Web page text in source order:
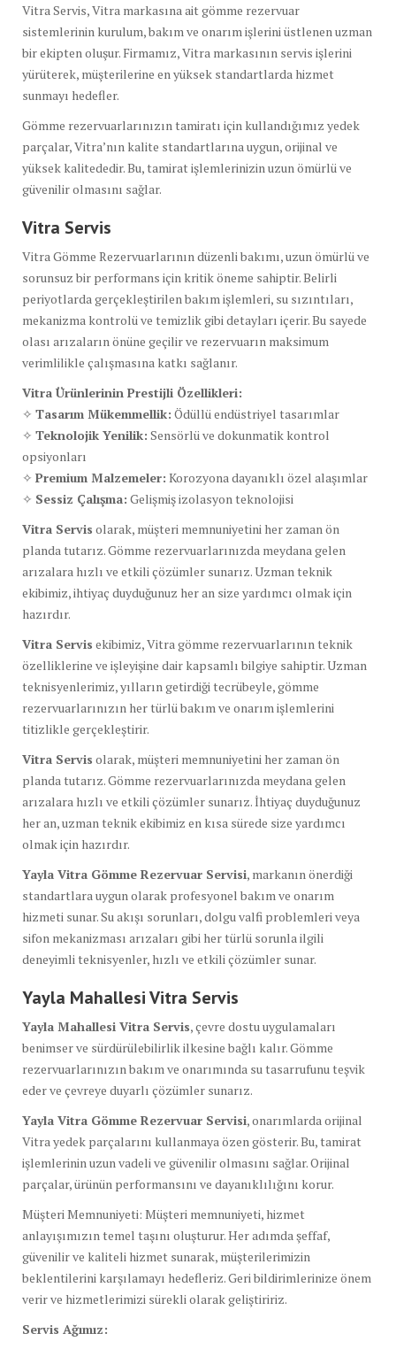
Vitra Servis, Vitra markasına ait gömme rezervuar
sistemlerinin kurulum, bakım ve onarım işlerini üstlenen uzman
bir ekipten oluşur. Firmamız, Vitra markasının servis işlerini
yürüterek, müşterilerine en yüksek standartlarda hizmet
sunmayı hedefler.
Gömme rezervuarlarınızın tamiratı için kullandığımız yedek
parçalar, Vitra’nın kalite standartlarına uygun, orijinal ve
yüksek kalitededir. Bu, tamirat işlemlerinizin uzun ömürlü ve
güvenilir olmasını sağlar.
Vitra Servis
Vitra Gömme Rezervuarlarının düzenli bakımı, uzun ömürlü ve
sorunsuz bir performans için kritik öneme sahiptir. Belirli
periyotlarda gerçekleştirilen bakım işlemleri, su sızıntıları,
mekanizma kontrolü ve temizlik gibi detayları içerir. Bu sayede
olası arızaların önüne geçilir ve rezervuarın maksimum
verimlilikle çalışmasına katkı sağlanır.
Vitra Ürünlerinin Prestijli Özellikleri:
✧ Tasarım Mükemmellik: Ödüllü endüstriyel tasarımlar
✧ Teknolojik Yenilik: Sensörlü ve dokunmatik kontrol
opsiyonları
✧ Premium Malzemeler: Korozyona dayanıklı özel alaşımlar
✧ Sessiz Çalışma: Gelişmiş izolasyon teknolojisi
Vitra Servis olarak, müşteri memnuniyetini her zaman ön
planda tutarız. Gömme rezervuarlarınızda meydana gelen
arızalara hızlı ve etkili çözümler sunarız. Uzman teknik
ekibimiz, ihtiyaç duyduğunuz her an size yardımcı olmak için
hazırdır.
Vitra Servis ekibimiz, Vitra gömme rezervuarlarının teknik
özelliklerine ve işleyişine dair kapsamlı bilgiye sahiptir. Uzman
teknisyenlerimiz, yılların getirdiği tecrübeyle, gömme
rezervuarlarınızın her türlü bakım ve onarım işlemlerini
titizlikle gerçekleştirir.
Vitra Servis olarak, müşteri memnuniyetini her zaman ön
planda tutarız. Gömme rezervuarlarınızda meydana gelen
arızalara hızlı ve etkili çözümler sunarız. İhtiyaç duyduğunuz
her an, uzman teknik ekibimiz en kısa sürede size yardımcı
olmak için hazırdır.
Yayla Vitra Gömme Rezervuar Servisi, markanın önerdiği
standartlara uygun olarak profesyonel bakım ve onarım
hizmeti sunar. Su akışı sorunları, dolgu valfi problemleri veya
sifon mekanizması arızaları gibi her türlü sorunla ilgili
deneyimli teknisyenler, hızlı ve etkili çözümler sunar.
Yayla Mahallesi Vitra Servis
Yayla Mahallesi Vitra Servis, çevre dostu uygulamaları
benimser ve sürdürülebilirlik ilkesine bağlı kalır. Gömme
rezervuarlarınızın bakım ve onarımında su tasarrufunu teşvik
eder ve çevreye duyarlı çözümler sunarız.
Yayla Vitra Gömme Rezervuar Servisi, onarımlarda orijinal
Vitra yedek parçalarını kullanmaya özen gösterir. Bu, tamirat
işlemlerinin uzun vadeli ve güvenilir olmasını sağlar. Orijinal
parçalar, ürünün performansını ve dayanıklılığını korur.
Müşteri Memnuniyeti: Müşteri memnuniyeti, hizmet
anlayışımızın temel taşını oluşturur. Her adımda şeffaf,
güvenilir ve kaliteli hizmet sunarak, müşterilerimizin
beklentilerini karşılamayı hedefleriz. Geri bildirimlerinize önem
verir ve hizmetlerimizi sürekli olarak geliştiririz.
Servis Ağımız: